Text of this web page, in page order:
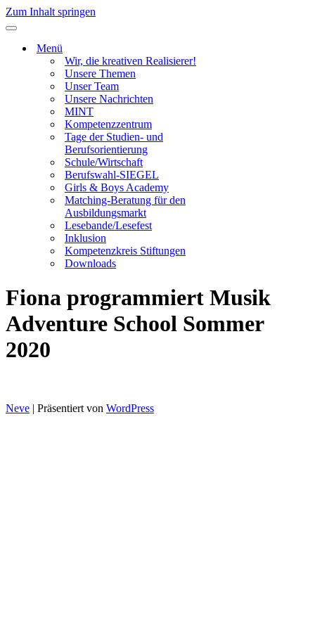
Zum Inhalt springen
Navigationsmenü
Menü
Wir, die kreativen Realisierer!
Unsere Themen
Unser Team
Unsere Nachrichten
MINT
Kompetenzzentrum
Tage der Studien- und
Berufsorientierung
Schule/Wirtschaft
Berufswahl-SIEGEL
Girls & Boys Academy
Matching-Beratung für den
Ausbildungsmarkt
Lesebande/Lesefest
Inklusion
Kompetenzkreis Stiftungen
Downloads
Fiona programmiert Musik
Adventure School Sommer
2020
Neve | Präsentiert von WordPress